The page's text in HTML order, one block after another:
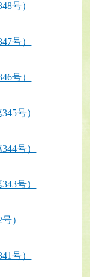
号）
号）
号）
号）
号）
号）
）
号）